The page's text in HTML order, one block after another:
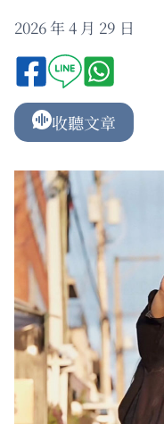
2026 年 4 月 29 日
收聽文章